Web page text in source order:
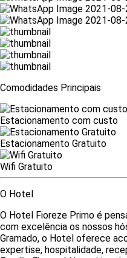
Comodidades Principais
Estacionamento com custo
Estacionamento Gratuito
Wifi Gratuito
O Hotel
O Hotel Fioreze Primo é
com excelência os nossos
Gramado, o Hotel oferece
expertise, hospitalidade,